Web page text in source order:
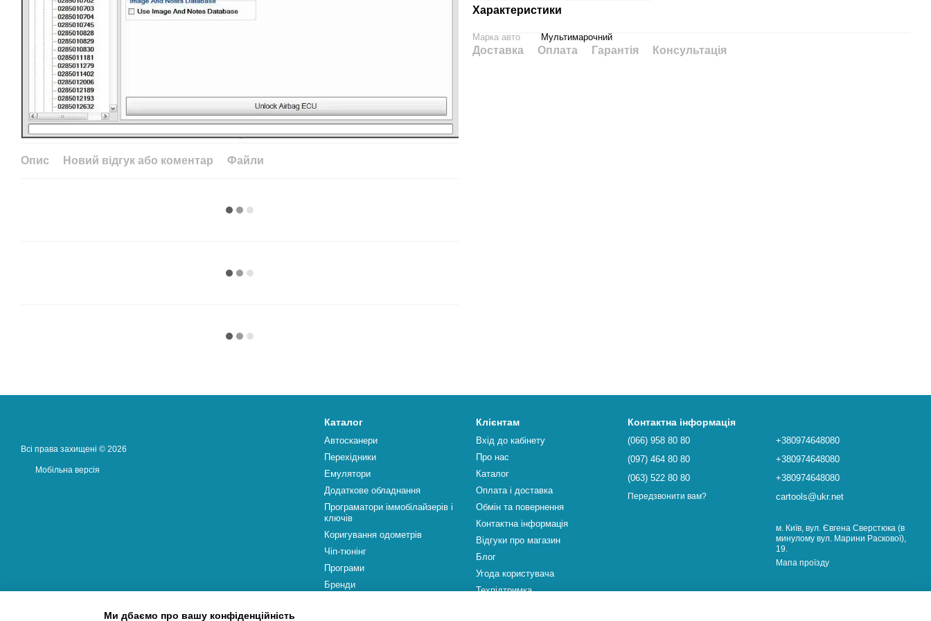
Опис Новий відгук або коментар Файли
Характеристики
Марка авто Мультимарочний
Доставка Оплата Гарантія Консультація
Всі права захищені © 2026
Мобільна версія
Каталог
Автосканери
Перехідники
Емулятори
Додаткове обладнання
Програматори іммобілайзерів і
ключів
Коригування одометрів
Чіп-тюнінг
Програми
Бренди
Клієнтам
Вхід до кабінету
Про нас
Каталог
Оплата і доставка
Обмін та повернення
Контактна інформація
Відгуки про магазин
Блог
Угода користувача
Техпідтримка
Контактна інформація
(066) 958 80 80
(097) 464 80 80
(063) 522 80 80
Передзвонити вам?
+380974648080
+380974648080
+380974648080
cartools@ukr.net
м. Київ, вул. Євгена Сверстюка (в
минулому вул. Марини Раскової),
19.
Мапа проїзду
Ми дбаємо про вашу конфіденційність